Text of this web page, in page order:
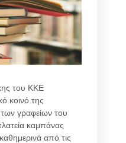
του ΚΚΕ
κοινό της
γραφείων του
καμπάνας
από τις